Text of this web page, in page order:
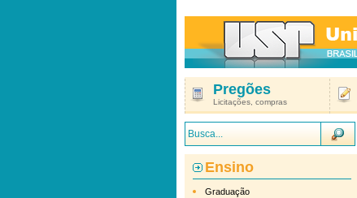
Pregões
Licitações, compras
Ensino
Graduação